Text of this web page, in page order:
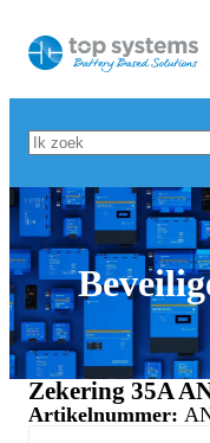
Zekering 35A
Artikelnummer: